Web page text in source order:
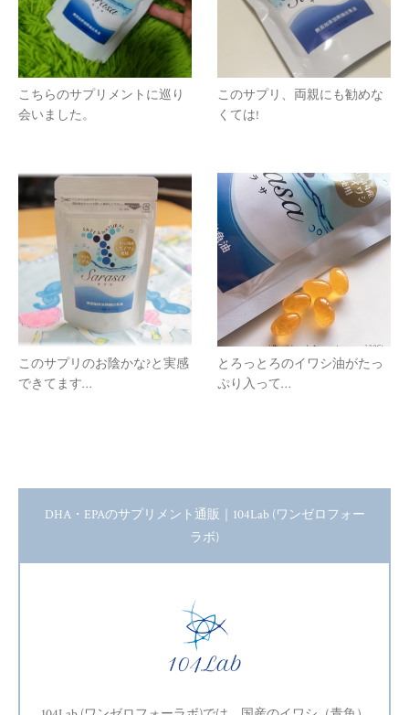
こちらのサプリメントに巡り
会いました。
このサプリ、両親にも勧めな
くては!
このサプリのお陰かな?と実感
できてます…
とろっとろのイワシ油がたっ
ぷり入って…
DHA・EPAのサプリメント通販｜104Lab (ワンゼロフォー
ラボ)